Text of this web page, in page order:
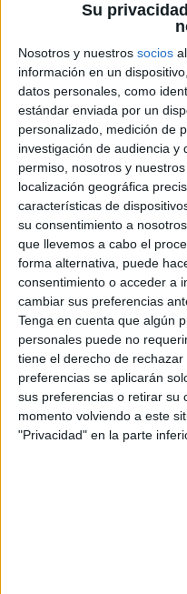
Su
Nosotros y nuestros socios
información en un
datos personales, como
estándar enviada por un
personalizado, medición de
investigación de audiencia y
permiso, nosotros y
localización geográfica
características de
su consentimiento a
que llevemos a cabo el
forma alternativa, puede
consentimiento o acceder a
cambiar sus preferencias
Tenga en cuenta que algún
personales puede no
tiene el derecho de
preferencias se aplicarán
sus preferencias o retirar su
momento volviendo a este
"Privacidad" en la parte
película, Dory llevando
payaso. Después de ir
ver como los peces
añoranza de su casa
búsqueda por encontrar
Dirigida porAndrew
E) y producida por
deWALL-E), la
DeGeneres, Albert
Burrell, Eugene Levy
y
Anabel Alonsopondrá de
pez azul
Disney·Pixar en la
Sanzserá de nuevo la
contará también con
Maestro Raya, otro de